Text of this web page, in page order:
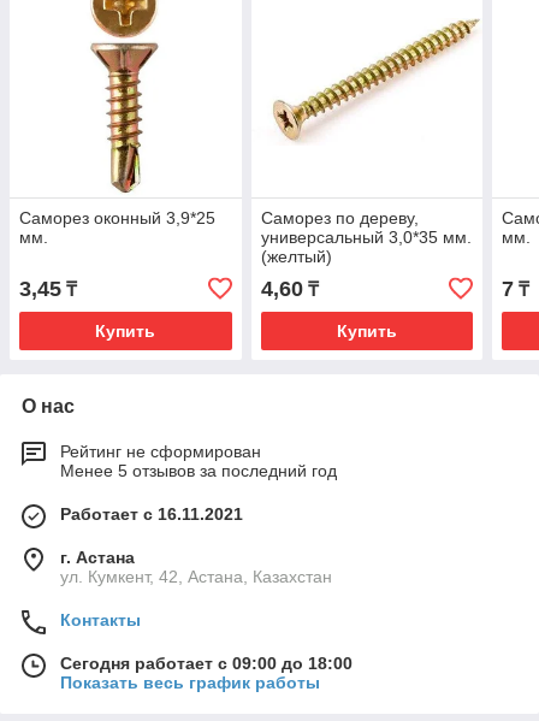
Саморез оконный 3,9*25
мм.
3,45 ₸
Купить
Саморез по дереву,
универсальный 3,0*35 мм.
(желтый)
4,60₸
Купить
мм.
7 ₸
О нас
Рейтинг не сформирован
Менее 5 отзывов за последний год
Работает с 16.11.2021
г. Астана
ул. Кумкент, 42, Астана, Казахстан
Контакты
Сегодня работает с 09:00 до 18:00
Показать весь график работы